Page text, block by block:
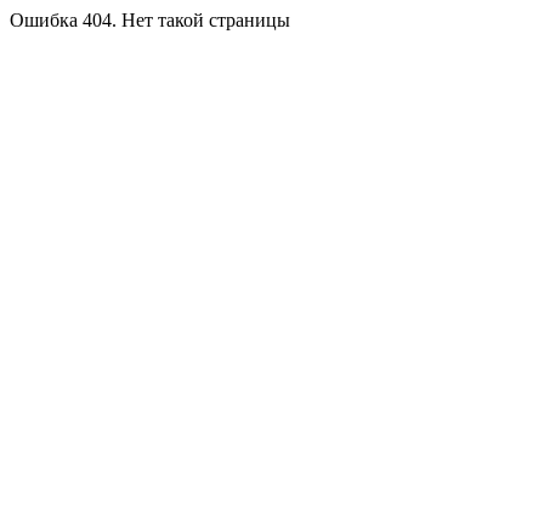
Ошибка 404. Нет такой страницы